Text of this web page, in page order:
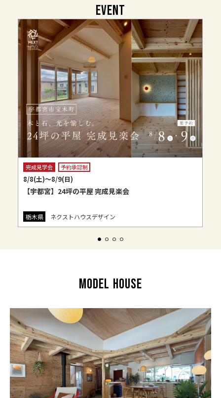
EVENT
完成見学会 予約承認制
8/8(土)〜8/9(日)
【宇都宮】24坪の平屋 完成見楽会
栃木県 ネクストハウスデザイン
MODEL HOUSE